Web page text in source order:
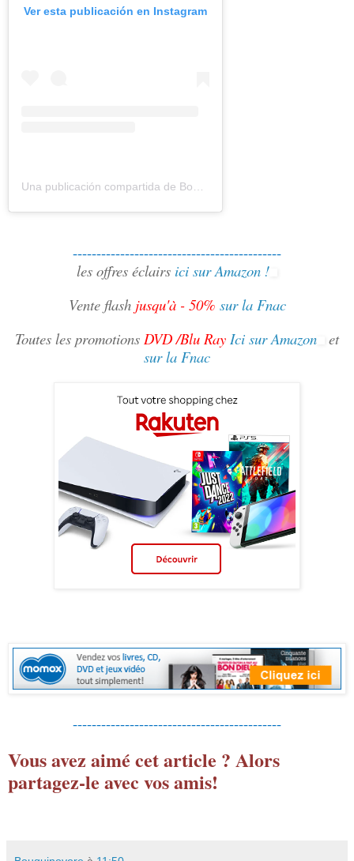
Ver esta publicación en Instagram
--------------------------------------------
les offres éclairs ici sur Amazon !
Vente flash jusqu'à - 50% sur la Fnac
Toutes les promotions DVD /Blu Ray Ici sur Amazon et
sur la Fnac
--------------------------------------------
Vous avez aimé cet article ? Alors
partagez-le avec vos amis!